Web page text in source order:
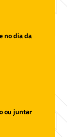
no dia da
ou juntar